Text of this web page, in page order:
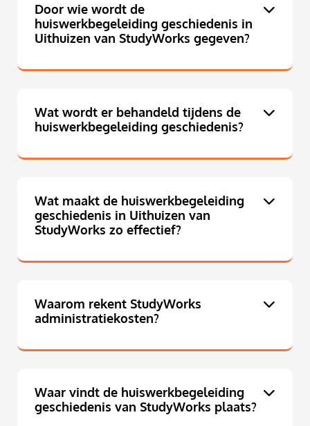
Door wie wordt de
huiswerkbegeleiding geschiedenis in
Uithuizen van StudyWorks gegeven?
Wat wordt er behandeld tijdens de
huiswerkbegeleiding geschiedenis?
Wat maakt de huiswerkbegeleiding
geschiedenis in Uithuizen van
StudyWorks zo effectief?
Waarom rekent StudyWorks
administratiekosten?
Waar vindt de huiswerkbegeleiding
geschiedenis van StudyWorks plaats?